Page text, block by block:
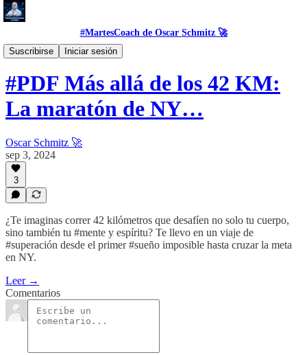
#MartesCoach de Oscar Schmitz 🚀
Suscribirse
Iniciar sesión
#Tool
#PDF Más allá de los 42 KM:
La maratón de NY…
Oscar Schmitz 🚀
sep 3, 2024
3
¿Te imaginas correr 42 kilómetros que desafíen no solo tu cuerpo,
sino también tu #mente y espíritu? Te llevo en un viaje de
#superación desde el primer #sueño imposible hasta cruzar la meta
en NY.
Leer →
Comentarios